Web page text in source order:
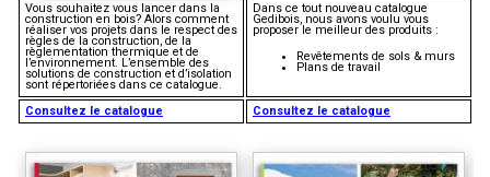
Vous souhaitez vous lancer dans la
construction en bois? Alors comment
réaliser vos projets dans le respect des
règles de la construction, de la
règlementation thermique et de
l’environnement. L’ensemble des
solutions de construction et d’isolation
sont répertoriées dans ce catalogue.
Dans ce tout nouveau catalogue
Gedibois, nous avons voulu vous
proposer le meilleur des produits :
Revêtements de sols & murs
Plans de travail
Consultez le catalogue Consultez le catalogue